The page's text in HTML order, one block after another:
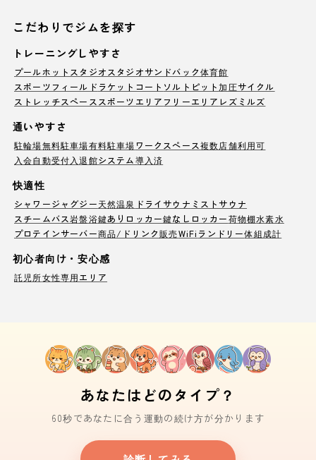
こだわりでジムを探す
トレーニングしやすさ
プールホットスタジオ スタジオサンドバック体育館
スポーツフィールド ラケットコート ソルトピット加圧サイクル
ストレッチスペース スポーツエリア フリーエリア レズミルズ
通いやすさ
駐輪場無料駐車場有料駐車場ワークスペース複数店舗利用可
入会自動受付 入退館システム導入済
快適性
シャワージャグジー天然温泉 ドライサウナ ミストサウナ
スチームバス岩盤浴鍵ありロッカー鍵なしロッカー荷物棚水素水
プロテインサーバー商品/ドリンク販売WiFi ランドリー体組成計
初心者向け・安心感
託児所女性専用エリア
あなたはどのタイプ？
60秒であなたに合う運動の続け方が分かります